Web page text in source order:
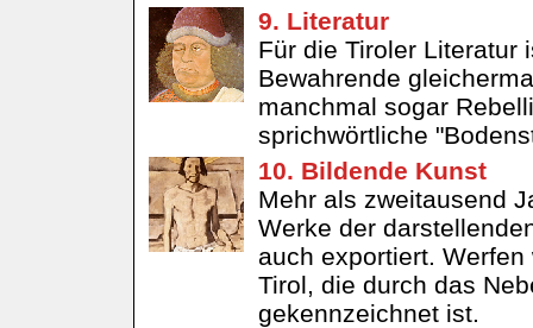
9. Literatur
Für die Tiroler Literatur
Bewahrende
manchmal sogar
sprichwörtliche
10. Bildende Kunst
Mehr als zweitausend
Werke der
auch exportiert.
Tirol, die durch das
gekennzeichnet ist.